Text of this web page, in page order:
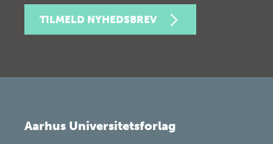
TILMELD NYHEDSBREV
Aarhus Universitetsforlag